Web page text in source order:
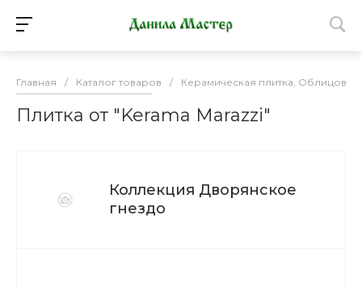
Главная / Каталог товаров / Керамическая плитка,
Плитка от "Kerama Marazzi"
Коллекция Дворянское
гнездо